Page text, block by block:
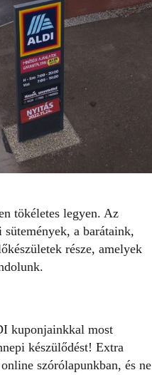
tökéletes legyen. Az
a barátaink,
része, amelyek
kuponjainkkal most
készülődést! Extra
online szórólapunkban, és ne